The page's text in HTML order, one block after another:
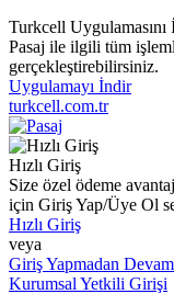
Turkcell Uygulamasını
Pasaj ile ilgili tüm
gerçekleştirebilirsiniz.
Uygulamayı İndir
turkcell.com.tr
Hızlı Giriş
Size özel ödeme
için Giriş Yap/Üye Ol
Hızlı Giriş
veya
Giriş Yapmadan
Kurumsal Yetkili Girişi